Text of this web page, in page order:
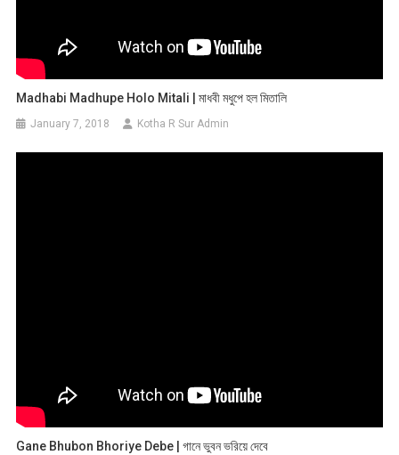
Madhabi Madhupe Holo Mitali | মাধবী মধুপে হল মিতালি
January 7, 2018 Kotha R Sur Admin
Gane Bhubon Bhoriye Debe | গানে ভুবন ভরিয়ে দেবে